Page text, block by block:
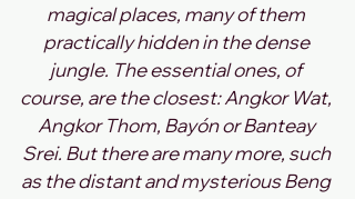
magical places, many of them
practically hidden in the dense
jungle. The essential ones, of
course, are the closest: Angkor Wat,
Angkor Thom, Bayón or Banteay
Srei. But there are many more, such
as the distant and mysterious Beng